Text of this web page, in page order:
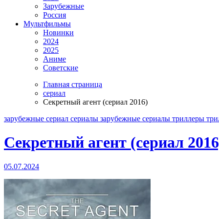
Зарубежные
Россия
Мультфильмы
Новинки
2024
2025
Аниме
Советские
Главная страница
сериал
Секретный агент (сериал 2016)
зарубежные сериал сериалы зарубежные сериалы триллеры
Секретный агент (сериал
05.07.2024